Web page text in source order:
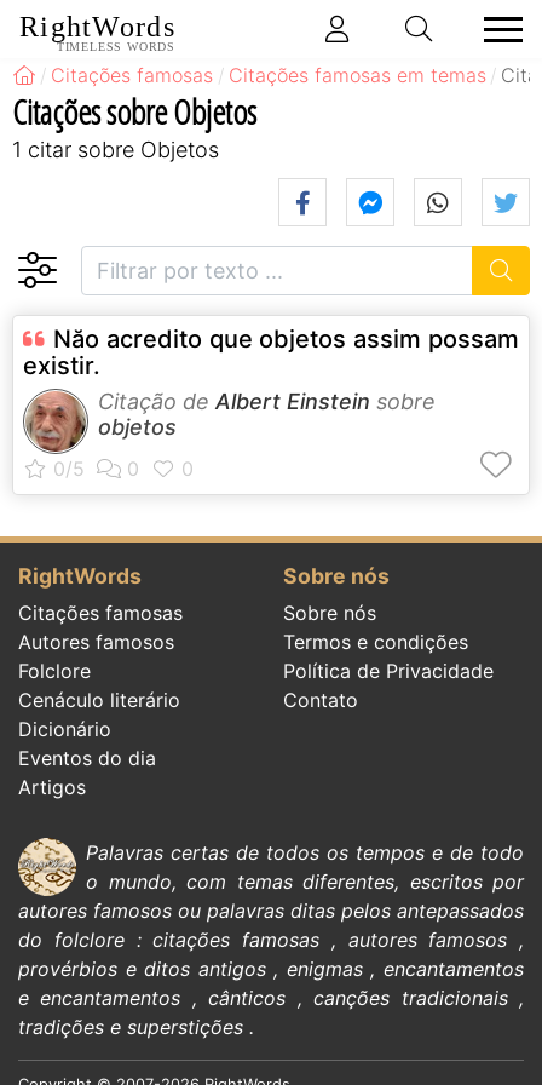
RightWords
TIMELESS WORDS
Citações famosas Citações famosas em temas
Citações sobre Objetos
1 citar sobre Objetos
Năo acredito que objetos assim possam
existir.
Citação de Albert Einstein sobre
objetos
RightWords
Citações famosas
Autores famosos
Folclore
Cenáculo literário
Dicionário
Eventos do dia
Artigos
Sobre nós
Sobre nós
Termos e condições
Política de Privacidade
Contato
Palavras certas de todos os tempos e de todo
o mundo, com temas diferentes, escritos por
autores famosos ou palavras ditas pelos antepassados
do folclore:citações famosas , autores famosos ,
provérbios e ditos antigos, enigmas,encantamentos
e encantamentos ,cânticos ,canções tradicionais,
tradições e superstições .